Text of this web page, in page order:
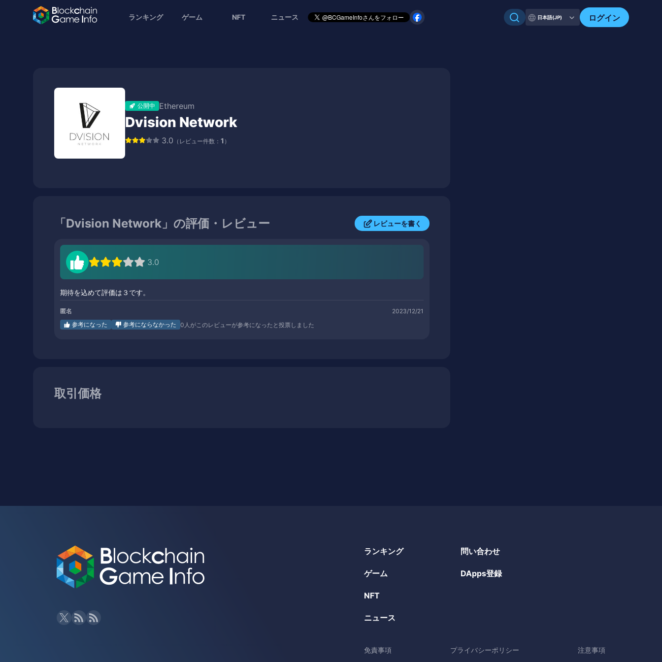
ランキング ゲーム NFT ニュース 日本語(JP) ログイン
公開中 Ethereum
Dvision Network
3.0 （レビュー件数： 1 ）
「Dvision Network」の評価・レビュー レビューを書く
3.0
期待を込めて評価は３です。
匿名
2023/12/21
参考になった
参考にならなかった 0 人がこのレビューが参考になったと投票しました
取引価格
ランキング
ゲーム
NFT
ニュース
問い合わせ
DApps登録
免責事項 プライバシーポリシー 注意事項